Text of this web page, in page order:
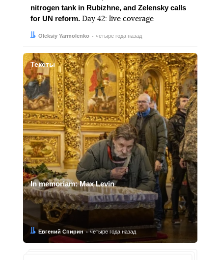
nitrogen tank in Rubizhne, and Zelensky calls
for UN reform. Day 42: live coverage
Автор:
Oleksiy Yarmolenko
Дата: четыре года назад
Тексты
In memoriam: Max Levin
Автор:
Евгений Спирин
Дата: четыре года назад